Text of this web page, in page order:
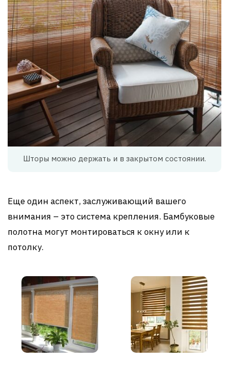
Шторы можно держать и в закрытом состоянии.
Еще один аспект, заслуживающий вашего
внимания – это система крепления. Бамбуковые
полотна могут монтироваться к окну или к
потолку.